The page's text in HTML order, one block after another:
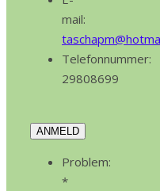
mail:
Telefonnummer:
29808699
ANMELD
Problem:
*